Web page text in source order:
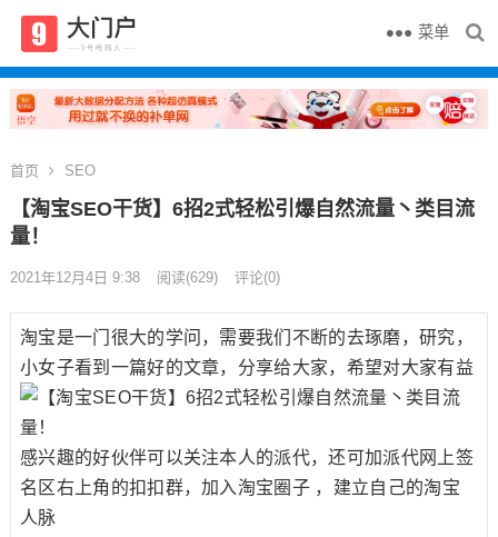
菜单
首页 SEO
【淘宝SEO干货】6招2式轻松引爆自然流量丶类目流
量！
2021年12月4日 9:38 阅读(629) 评论(0)
淘宝是一门很大的学问，需要我们不断的去琢磨，研究，
小女子看到一篇好的文章，分享给大家，希望对大家有益
感兴趣的好伙伴可以关注本人的派代，还可加派代网上签
名区右上角的扣扣群，加入淘宝圈子 ，建立自己的淘宝
人脉